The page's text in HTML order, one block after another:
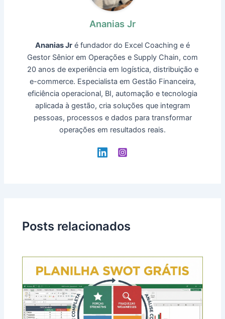
Ananias Jr
Ananias Jr é fundador do Excel Coaching e é
Gestor Sênior em Operações e Supply Chain, com
20 anos de experiência em logística, distribuição e
e-commerce. Especialista em Gestão Financeira,
eficiência operacional, BI, automação e tecnologia
aplicada à gestão, cria soluções que integram
pessoas, processos e dados para transformar
operações em resultados reais.
Posts relacionados